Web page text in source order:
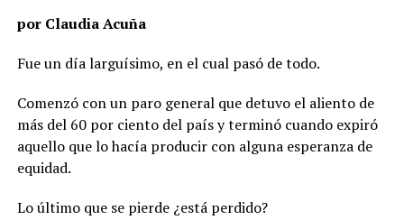
por Claudia Acuña
Fue un día larguísimo, en el cual pasó de todo.
Comenzó con un paro general que detuvo el aliento de
más del 60 por ciento del país y terminó cuando expiró
aquello que lo hacía producir con alguna esperanza de
equidad.
Lo último que se pierde ¿está perdido?